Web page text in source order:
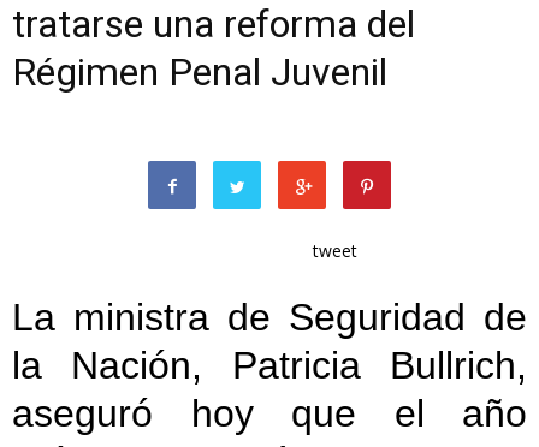
tratarse una reforma del
Régimen Penal Juvenil
tweet
La ministra de Seguridad de
la Nación, Patricia Bullrich,
aseguró hoy que el año